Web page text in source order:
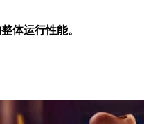
体运行性能。